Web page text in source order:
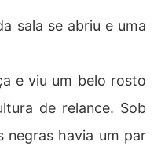
sala se abriu e uma
e viu um belo rosto
de relance. Sob
negras havia um par